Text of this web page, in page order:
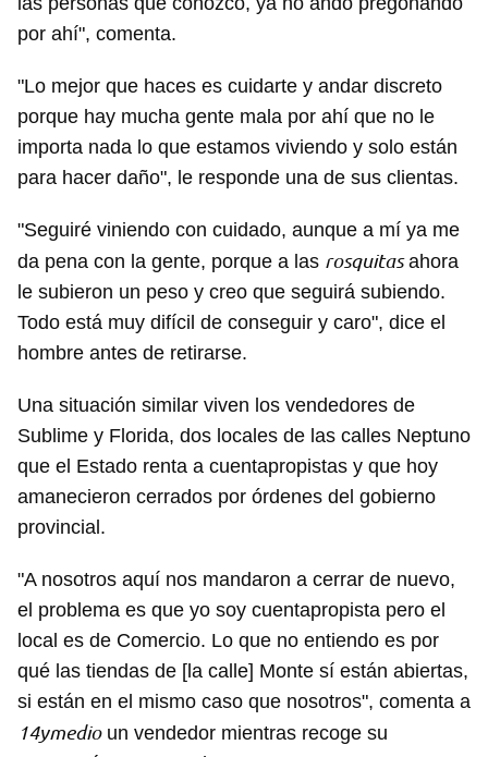
por ahí", comenta.
"Lo mejor que haces es cuidarte y andar discreto
porque hay mucha gente mala por ahí que no le
importa nada lo que estamos viviendo y solo están
para hacer daño", le responde una de sus clientas.
"Seguiré viniendo con cuidado, aunque a mí ya me
da pena con la gente, porque a las rosquitasahora
le subieron un peso y creo que seguirá subiendo.
Todo está muy difícil de conseguir y caro", dice el
hombre antes de retirarse.
Una situación similar viven los vendedores de
Sublime y Florida, dos locales de las calles Neptuno
que el Estado renta a cuentapropistas y que hoy
amanecieron cerrados por órdenes del gobierno
provincial.
"A nosotros aquí nos mandaron a cerrar de nuevo,
el problema es que yo soy cuentapropista pero el
local es de Comercio. Lo que no entiendo es por
qué las tiendas de [la calle] Monte sí están abiertas,
si están en el mismo caso que nosotros", comenta a
14ymedioun vendedor mientras recoge su